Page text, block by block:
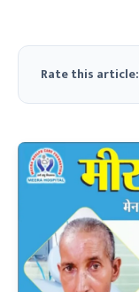
Rate this article: